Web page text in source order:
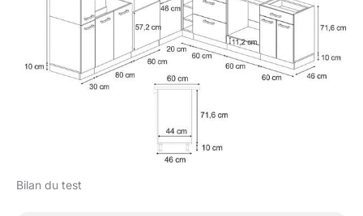
Bilan du test